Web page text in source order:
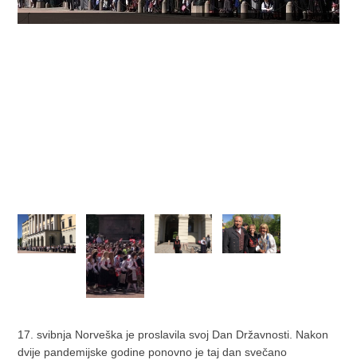
17. svibnja Norveška je proslavila svoj Dan Državnosti. Nakon
dvije pandemijske godine ponovno je taj dan svečano